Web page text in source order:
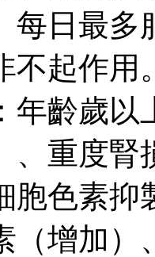
每日最多
不起作用
年齡歲
、重度腎
胞色素
（增加